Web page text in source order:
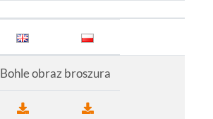
Bohle obraz broszura